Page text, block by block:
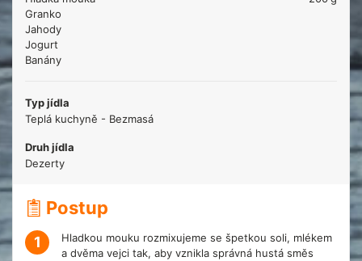
Granko
Jahody
Jogurt
Banány
Typ jídla
Teplá kuchyně - Bezmasá
Druh jídla
Dezerty
Postup
1
Hladkou mouku rozmixujeme se špetkou soli, mlékem
a dvěma vejci tak, aby vznikla správná hustá směs